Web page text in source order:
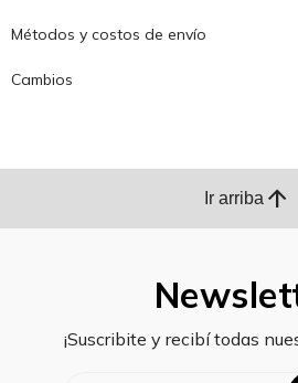
Métodos y costos de envío
Cambios
Ir arriba arrow_upward
¡Suscribite y recibí todas